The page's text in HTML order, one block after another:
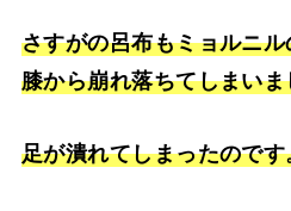
さすがの呂布もミョルニ
膝から崩れ落ちてしまいま
足が潰れてしまったのです